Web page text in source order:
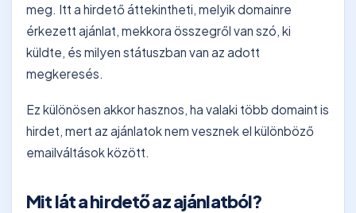
meg. Itt a hirdető áttekintheti, melyik domainre
érkezett ajánlat, mekkora összegről van szó, ki
küldte, és milyen státuszban van az adott
megkeresés.
Ez különösen akkor hasznos, ha valaki több domaint is
hirdet, mert az ajánlatok nem vesznek el különböző
emailváltások között.
Mit lát a hirdető az ajánlatból?